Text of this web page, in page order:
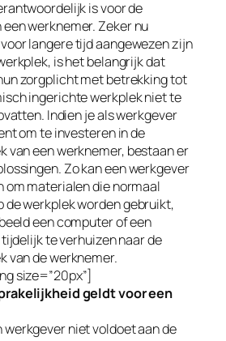
is voor de
werknemer. Zeker nu
langere tijd aangewezen zijn
is het belangrijk dat
zorgplicht met betrekking tot
ingerichte werkplek niet te
Indien je als werkgever
om te investeren in de
van een werknemer, bestaan er
Zo kan een werkgever
om materialen die normaal
de werkplek worden gebruikt,
een computer of een
te verhuizen naar de
van de werknemer.
size=”20px”]
geldt voor een
werkgever niet voldoet aan de